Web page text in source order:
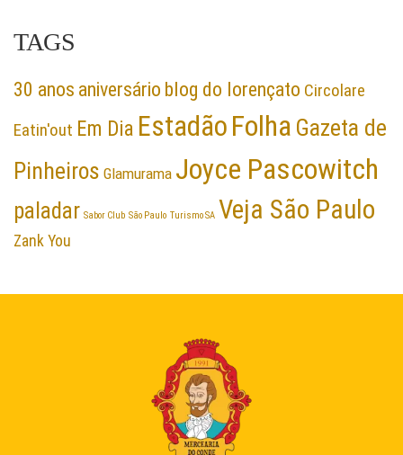
TAGS
30 anos aniversário blog do lorençato Circolare
Eatin'out Em Dia EstadãoFolha Gazeta de
Pinheiros Glamurama Joyce Pascowitch
paladar Sabor Club São Paulo Turismo SA Veja São Paulo
Zank You